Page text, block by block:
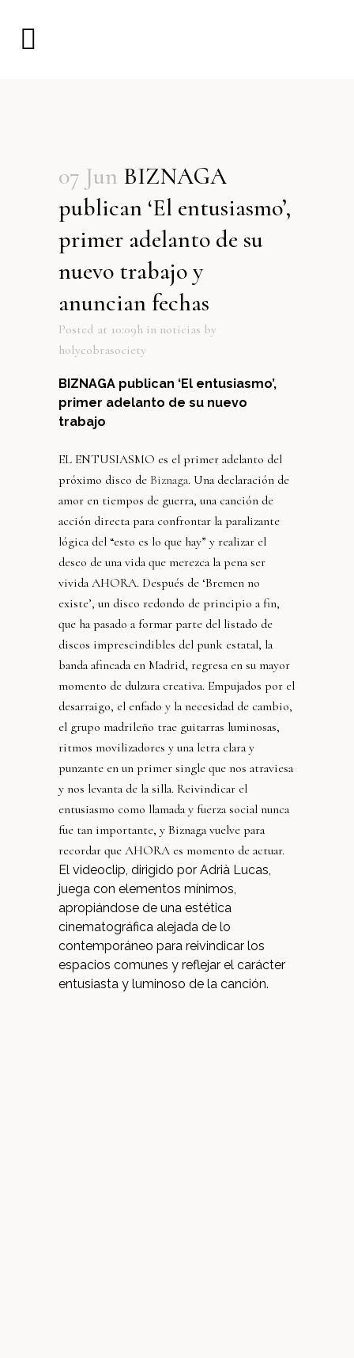
07 Jun BIZNAGA
publican ‘El entusiasmo’,
primer adelanto de su
nuevo trabajo y
anuncian fechas
Posted at 10:09h in noticias by
holycobrasociety
BIZNAGA publican ‘El entusiasmo’,
primer adelanto de su nuevo
trabajo
EL ENTUSIASMO es el primer adelanto del
próximo disco de Biznaga. Una declaración de
amor en tiempos de guerra, una canción de
acción directa para confrontar la paralizante
lógica del “esto es lo que hay” y realizar el
deseo de una vida que merezca la pena ser
vivida AHORA. Después de ‘Bremen no
existe’, un disco redondo de principio a fin,
que ha pasado a formar parte del listado de
discos imprescindibles del punk estatal, la
banda afincada en Madrid, regresa en su mayor
momento de dulzura creativa. Empujados por el
desarraigo, el enfado y la necesidad de cambio,
el grupo madrileño trae guitarras luminosas,
ritmos movilizadores y una letra clara y
punzante en un primer single que nos atraviesa
y nos levanta de la silla. Reivindicar el
entusiasmo como llamada y fuerza social nunca
fue tan importante, y Biznaga vuelve para
recordar que AHORA es momento de actuar.
El videoclip, dirigido por Adrià Lucas,
juega con elementos mínimos,
apropiándose de una estética
cinematográfica alejada de lo
contemporáneo para reivindicar los
espacios comunes y reflejar el carácter
entusiasta y luminoso de la canción.